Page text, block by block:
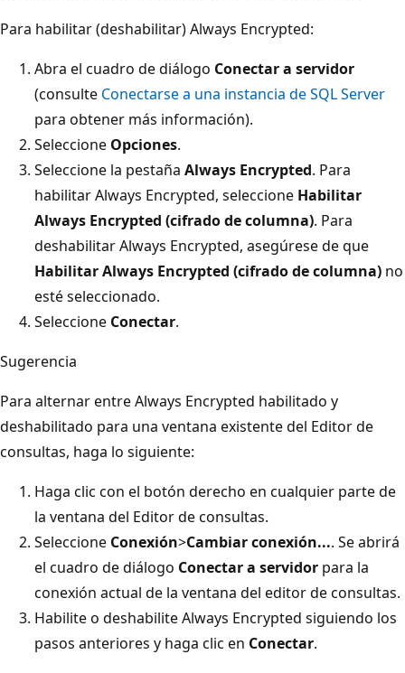
Para habilitar (deshabilitar) Always Encrypted:
Abra el cuadro de diálogo Conectar a servidor
(consulte Conectarse a una instancia de SQL Server
para obtener más información).
Seleccione Opciones.
Seleccione la pestaña Always Encrypted. Para
habilitar Always Encrypted, seleccione Habilitar
Always Encrypted (cifrado de columna). Para
deshabilitar Always Encrypted, asegúrese de que
Habilitar Always Encrypted (cifrado de columna) no
esté seleccionado.
Seleccione Conectar.
Sugerencia
Para alternar entre Always Encrypted habilitado y
deshabilitado para una ventana existente del Editor de
consultas, haga lo siguiente:
Haga clic con el botón derecho en cualquier parte de
la ventana del Editor de consultas.
Seleccione Conexión>Cambiar conexión.... Se abrirá
el cuadro de diálogo Conectar a servidor para la
conexión actual de la ventana del editor de consultas.
Habilite o deshabilite Always Encrypted siguiendo los
pasos anteriores y haga clic en Conectar.